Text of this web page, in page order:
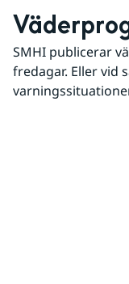
SMHI publicerar
fredagar. Eller vid